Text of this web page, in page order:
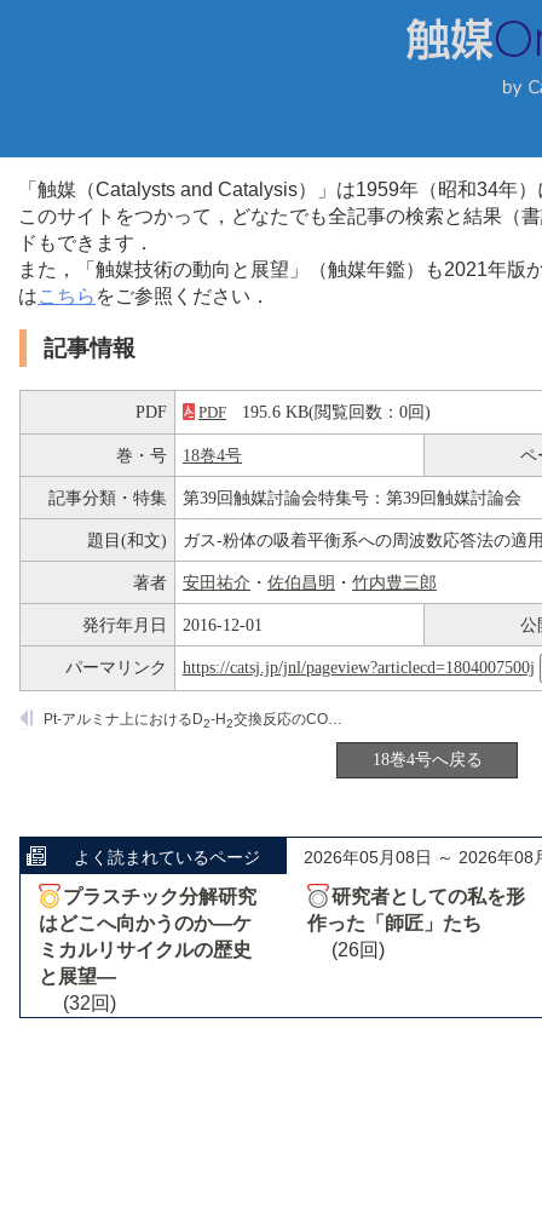
「触媒（Catalysts and Catalysis）」は1959年（昭和34年
このサイトをつかって，どなたでも全記事の検索と結果（
ドもできます．
また，「触媒技術の動向と展望」（触媒年鑑）も2021年
はこちら をご参照ください．
記事情報
PDF PDF 195.6 KB(閲覧回数：0回)
巻・号 18巻4号 ペ
記事分類・特集 第39回触媒討論会特集号：第39回触媒討論会
題目(和文) ガス-粉体の吸着平衡系への周波数応答法の適
著者 安田祐介 ・ 佐伯昌明 ・ 竹内豊三郎
発行年月日 2016-12-01 公
パーマリンク https://catsj.jp/jnl/pageview?articlecd=1804007500j
Pt-アルミナ上におけるD2-H2交換反応のCOによる被毒
18巻4号へ戻る
よく読まれているページ 2026年05月08日 ～ 2026年08
プラスチック分解研究
はどこへ向かうのか―ケ
ミカルリサイクルの歴史
と展望―
(32回)
研究者としての私を形
作った「師匠」たち
(26回)